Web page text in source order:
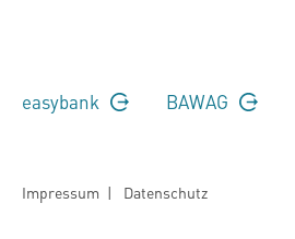
easybank BAWAG
Impressum | Datenschutz